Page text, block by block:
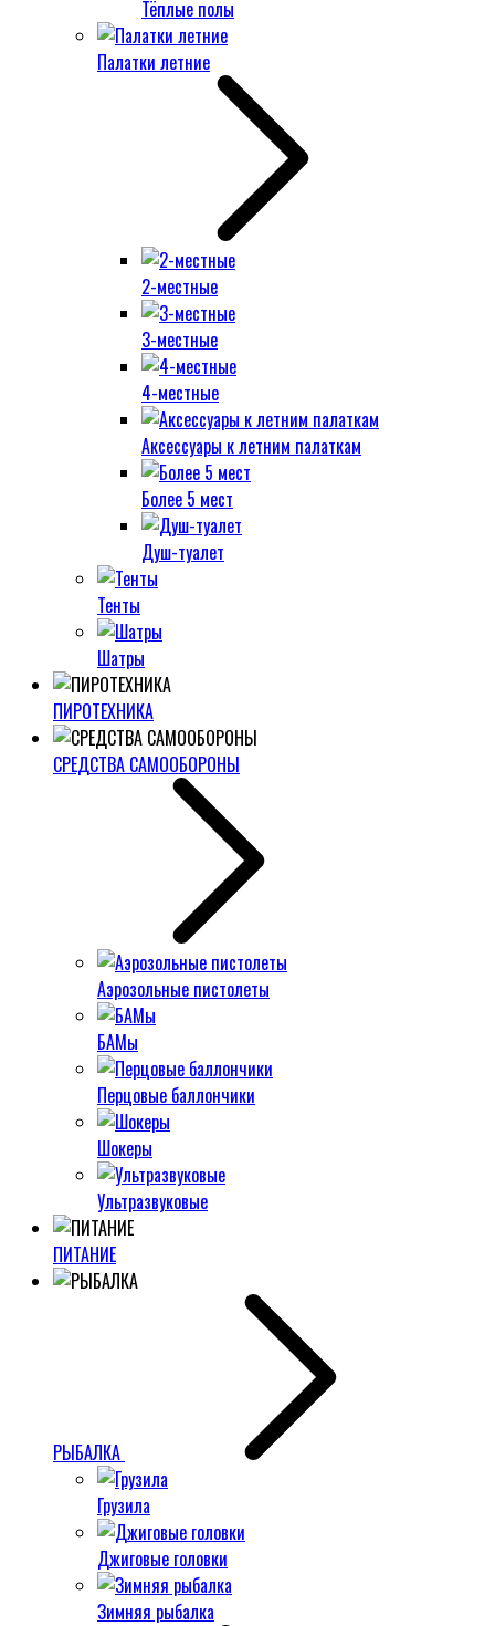
Тёплые полы
Палатки летние
2-местные
3-местные
4-местные
Аксессуары к летним палаткам
Более 5 мест
Душ-туалет
Тенты
Шатры
ПИРОТЕХНИКА
СРЕДСТВА САМООБОРОНЫ
Аэрозольные пистолеты
БАМы
Перцовые баллончики
Шокеры
Ультразвуковые
ПИТАНИЕ
РЫБАЛКА
Грузила
Джиговые головки
Зимняя рыбалка